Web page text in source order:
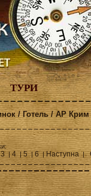
ТУРИ
/ Готель / АР
3| 4|5|6| Наступна|